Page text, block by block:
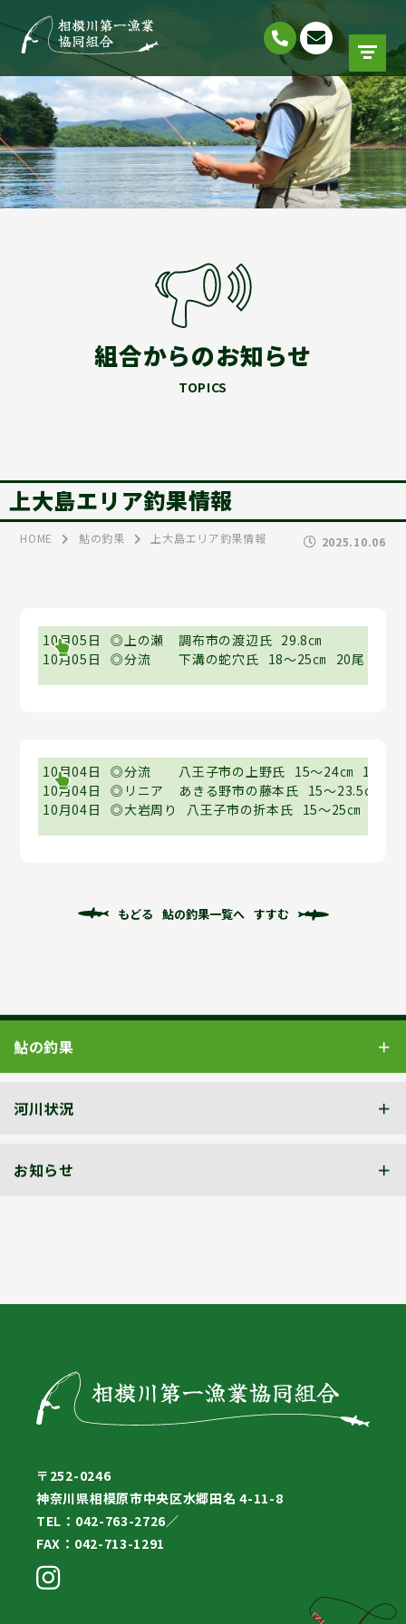
組合からのお知らせ
TOPICS
上大島エリア釣果情報
HOME 鮎の釣果 上大島エリア釣果情報 2025.10.06
10月05日 ◎上の瀬 調布市の渡辺氏 29.8㎝
10月05日
◎分流 下溝の蛇穴氏 18～25㎝ 20尾
10月04日 ◎分流 八王子市の上野氏 15～24㎝ 11尾
10月04日
◎リニア あきる野市の藤本氏 15～23.5㎝
10月04日
◎大岩周り 八王子市の折本氏 15～25㎝
もどる 鮎の釣果一覧へ すすむ
鮎の釣果
河川状況
お知らせ
〒252-0246
神奈川県相模原市中央区水郷田名 4-11-8
TEL：042-763-2726／
FAX：042-713-1291